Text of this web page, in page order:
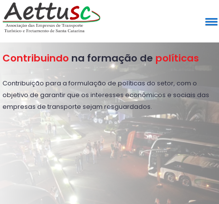
Contribuindo na formação de políticas
Contribuição para a formulação de políticas do setor, com o
objetivo de garantir que os interesses econômicos e sociais das
empresas de transporte sejam resguardados.